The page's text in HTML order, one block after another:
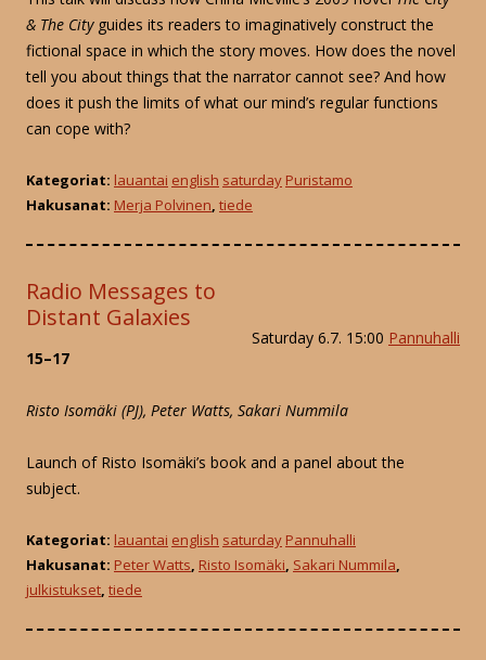
& The Cityguides its readers to imaginatively construct the
fictional space in which the story moves. How does the novel
tell you about things that the narrator cannot see? And how
does it push the limits of what our mind’s regular functions
can cope with?
Kategoriat: lauantai english saturday Puristamo
Hakusanat: Merja Polvinen, tiede
Radio Messages to
Distant Galaxies
Saturday 6.7. 15:00 Pannuhalli
15–17
Risto Isomäki (PJ), Peter Watts, Sakari Nummila
Launch of Risto Isomäki’s book and a panel about the
subject.
Kategoriat: lauantai english saturday Pannuhalli
Hakusanat: Peter Watts, Risto Isomäki, Sakari Nummila,
julkistukset, tiede